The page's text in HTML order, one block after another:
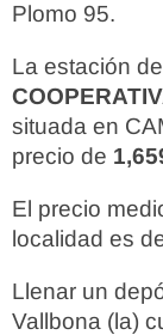
Plomo 95.
La estación
situada en
precio de
El precio
localidad es
Llenar un
Vallbona (la)